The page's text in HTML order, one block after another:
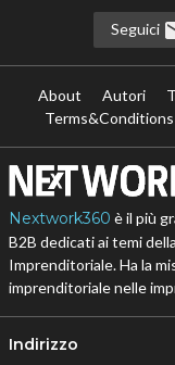
Seguici
About Autori
Nextwork360 è il più
B2B dedicati ai temi
Imprenditoriale. Ha la
imprenditoriale nelle
Indirizzo